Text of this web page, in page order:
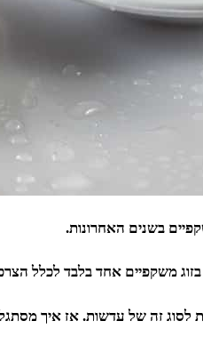
בשנים האחרונות.
משקפיים אחד בלבד לכלל
זה של עדשות. אז איך